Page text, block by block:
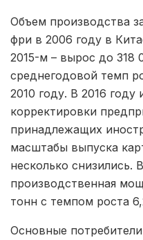
Объем производства
фри в 2006 году в
2015-м – вырос до 318
среднегодовой темп
2010 году. В 2016 году
корректировки
принадлежащих
масштабы выпуска
несколько снизились.
производственная
тонн с темпом роста
Основные